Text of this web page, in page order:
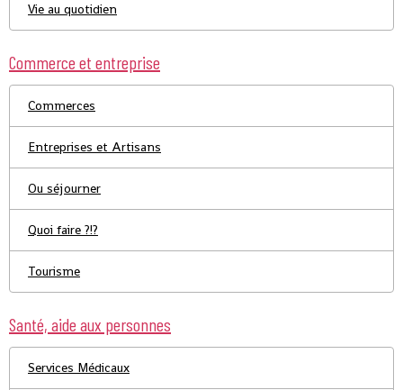
Vie au quotidien
Commerce et entreprise
Commerces
Entreprises et Artisans
Ou séjourner
Quoi faire ?!?
Tourisme
Santé, aide aux personnes
Services Médicaux